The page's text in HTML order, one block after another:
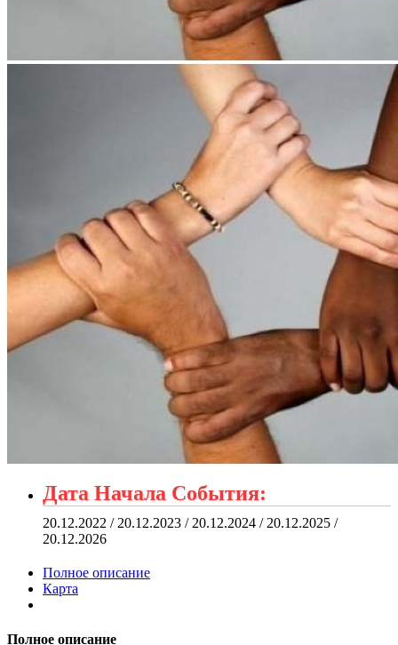
Дата Начала События:
20.12.2022 / 20.12.2023 / 20.12.2024 / 20.12.2025 /
20.12.2026
Полное описание
Карта
Полное описание